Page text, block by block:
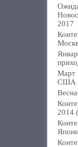
2017
Март
США
2014